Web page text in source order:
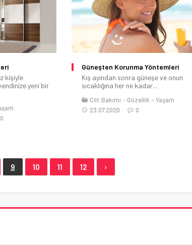
kişiyle
yeni bir
0
Güneşten Korunma Yöntemleri
Kış ayından sonra güneşe ve onun
sıcaklığına her ne kadar...
Cilt Bakımı Güzellik
Yaşam
23.07.2020
0
9 10 11 12 ›